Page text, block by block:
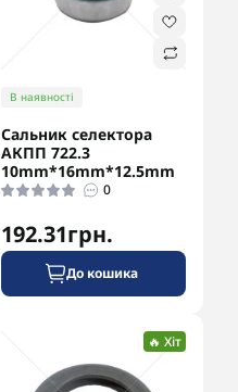
В наявності
Сальник селектора
АКПП 722.3
10mm*16mm*12.5mm
0
192.31грн.
До кошика
🔥 Хіт